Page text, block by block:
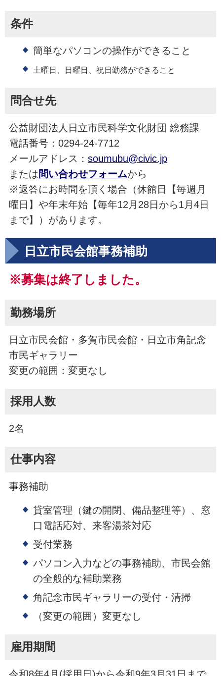
条件
簡単なパソコンの操作ができること
土曜日、日曜日、祝日勤務ができること
問合せ先
公益財団法人日立市民科学文化財団 総務課
電話番号：0294-24-7712
メールアドレス： soumubu@civic.jp
または 問い合わせフォームから
※返答にお時間を頂く場合（休館日【毎週月
曜日】や年末年始【毎年12月28日から1月4日
まで】）があります。
日立市民会館事務補助
※募集は終了しました。
勤務場所
日立市民会館・多賀市民会館・日立市角記念
市民ギャラリー
変更の範囲：変更なし
採用人数
2名
仕事内容
事務補助
貸室管理（鍵の開閉、備品整理等）、窓
口電話応対、来客湯茶対応
受付業務
パソコン入力などの事務補助、市民会館
の全般的な補助業務
角記念市民ギャラリーの受付・清掃
（変更の範囲）変更なし
雇用期間